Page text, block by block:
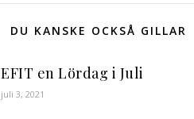
DU KANSKE OCKSÅ GILLAR
EFIT en Lördag i Juli
juli 3, 2021